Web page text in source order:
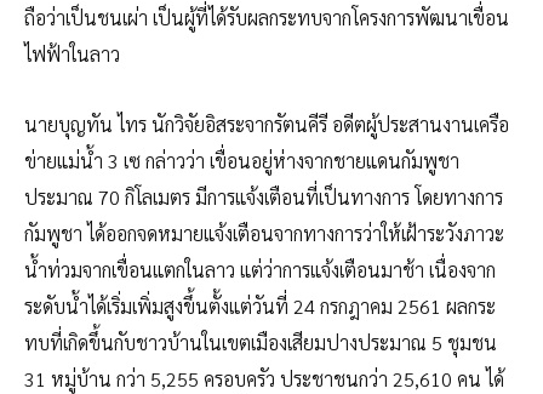
ถือว่าเป็นชนเผ่า เป็นผู้ที่ได้รับผลกระทบจากโครงการพัฒนาเขื่อน
ไฟฟ้าในลาว
นายบุญทัน ไทร นักวิจัยอิสระจากรัตนคีรี อดีตผู้ประสานงานเครือ
ข่ายแม่น้ำ 3 เซ กล่าวว่า เขื่อนอยู่ห่างจากชายแดนกัมพูชา
ประมาณ 70 กิโลเมตร มีการแจ้งเตือนที่เป็นทางการ โดยทางการ
กัมพูชา ได้ออกจดหมายแจ้งเตือนจากทางการว่าให้เฝ้าระวังภาวะ
น้ำท่วมจากเขื่อนแตกในลาว แต่ว่าการแจ้งเตือนมาช้า เนื่องจาก
ระดับน้ำได้เริ่มเพิ่มสูงขึ้นตั้งแต่วันที่ 24 กรกฎาคม 2561 ผลกระ
ทบที่เกิดขึ้นกับชาวบ้านในเขตเมืองเสียมปางประมาณ 5 ชุมชน
31 หมู่บ้าน กว่า 5,255 ครอบครัว ประชาชนกว่า 25,610 คน ได้